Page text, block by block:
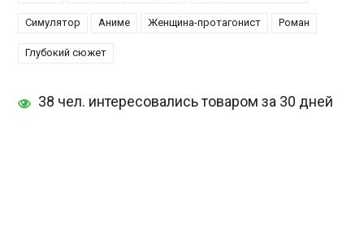
Симулятор Аниме Женщина-протагонист Роман
Глубокий сюжет
38 чел. интересовались товаром за 30 дней